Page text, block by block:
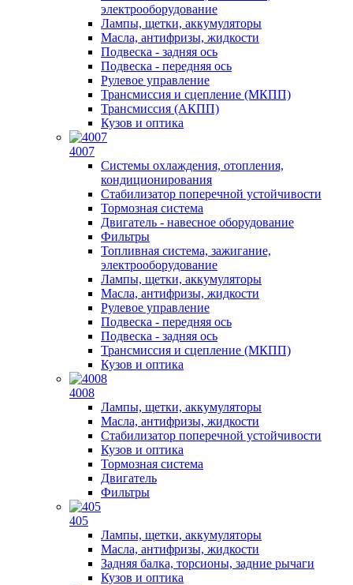
электрооборудование
Лампы, щетки, аккумуляторы
Масла, антифризы, жидкости
Подвеска - задняя ось
Подвеска - передняя ось
Рулевое управление
Трансмиссия и сцепление (МКПП)
Трансмиссия (АКПП)
Кузов и оптика
4007
Системы охлаждения, отопления,
кондиционирования
Стабилизатор поперечной устойчивости
Тормозная система
Двигатель - навесное оборудование
Фильтры
Топливная система, зажигание,
электрооборудование
Лампы, щетки, аккумуляторы
Масла, антифризы, жидкости
Рулевое управление
Подвеска - передняя ось
Подвеска - задняя ось
Трансмиссия и сцепление (МКПП)
Кузов и оптика
4008
Лампы, щетки, аккумуляторы
Масла, антифризы, жидкости
Стабилизатор поперечной устойчивости
Кузов и оптика
Тормозная система
Двигатель
Фильтры
405
Лампы, щетки, аккумуляторы
Масла, антифризы, жидкости
Задняя балка, торсионы, задние рычаги
Кузов и оптика